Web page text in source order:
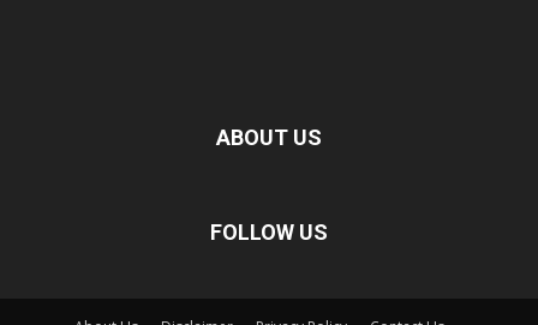
ABOUT US
FOLLOW US